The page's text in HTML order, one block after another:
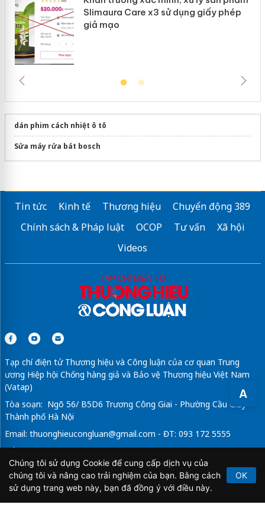
A
Slimaura Care x3 sử dụng giấy phép
giả mạo
dán phim cách nhiệt ô tô
Sửa máy rửa bát bosch
Tin tức Kinh tế Thương hiệu
Chuyển động 389
Chính sách & Pháp luật
OCOP Tư vấn
Xã hội
Videos
Tạp chí điện tử Thương hiệu và Công luận của cơ quan Trung
ương Hiệp hội Chống hàng giả và Bảo vệ Thương hiệu Việt Nam
(Vatap)
Tòa soạn: Ngõ 56/ B5D6 Trương Công Giai - Phường Cầu Giấy -
Thành phố Hà Nội
Email: thuonghieucongluan@gmail.com - ĐT: 093 172 5555
Tổng Biên Tập: Vũ Đức Thuận
Giấy phép hoạt động báo chí điện tử số 64/GP-BTTTT do Bộ
Thông tin và Truyền thông cấp ngày 21/2/2020.
Chúng tôi sử dụng Cookie để cung cấp dịch vụ của
chúng tôi và nâng cao trải nghiệm của bạn. Bằng cách
sử dụng trang web này, bạn đã đồng ý với điều này.
OK